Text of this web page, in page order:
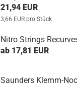
21,94 EUR
3,66 EUR pro Stück
Nitro Strings
ab 17,81 EUR
Saunders Klemm-